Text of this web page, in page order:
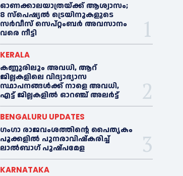
ഓണക്കാലയാത്രയ്ക്ക് ആശ്വാസം;
8 സ്പെഷ്യൽ ട്രെയിനുകളുടെ
സർവീസ് സെപ്റ്റംബർ അവസാനം
വരെ നീട്ടി
KERALA
കണ്ണൂരിലും അവധി, ആറ്
ജില്ലകളിലെ വിദ്യാഭ്യാസ
സ്ഥാപനങ്ങൾക്ക് നാളെ അവധി,
എട്ട് ജില്ലകളിൽ ഓറഞ്ച് അലർട്ട്
BENGALURU UPDATES
ഗംഗാ രാജവംശത്തിന്റെ പൈതൃകം
പൂക്കളിൽ പുനരാവിഷ്‌കരിച്ച്
ലാൽബാഗ് പുഷ്പമേള
KARNATAKA